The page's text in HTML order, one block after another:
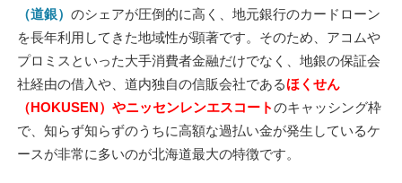
（道銀） のシェアが圧倒的に高く、地元銀行のカードローン
を長年利用してきた地域性が顕著です。そのため、アコムや
プロミスといった大手消費者金融だけでなく、地銀の保証会
社経由の借入や、道内独自の信販会社であるほくせん
（HOKUSEN）やニッセンレンエスコートのキャッシング枠
で、知らず知らずのうちに高額な過払い金が発生しているケ
ースが非常に多いのが北海道最大の特徴です。